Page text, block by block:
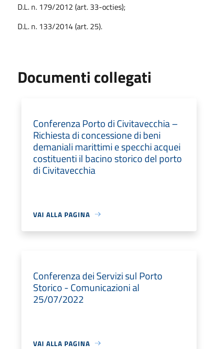
D.L. n. 179/2012 (art. 33-octies);
D.L. n. 133/2014 (art. 25).
Documenti collegati
Conferenza Porto di Civitavecchia –
Richiesta di concessione di beni
demaniali marittimi e specchi acquei
costituenti il bacino storico del porto
di Civitavecchia
VAI ALLA PAGINA
Conferenza dei Servizi sul Porto
Storico - Comunicazioni al
25/07/2022
VAI ALLA PAGINA